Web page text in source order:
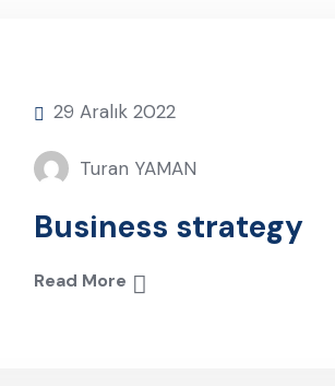
29 Aralık 2022
Turan YAMAN
Business strategy
Read More